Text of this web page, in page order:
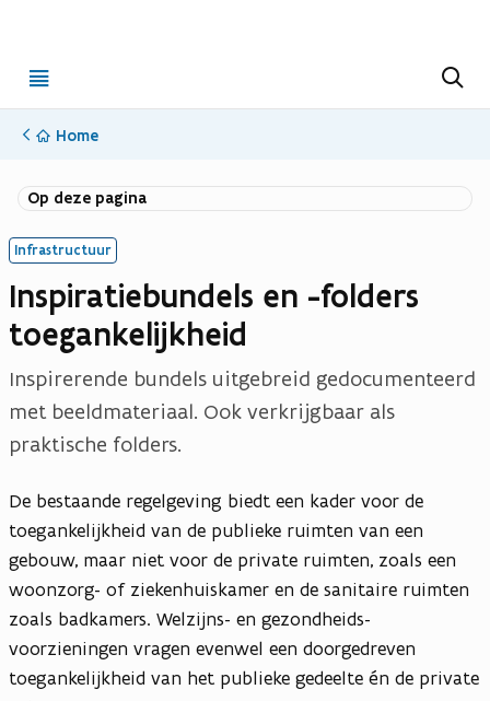
menu
Home
Op deze pagina
Infrastructuur
Inspiratiebundels en -folders
toegankelijkheid
Inspirerende bundels uitgebreid gedocumenteerd
met beeldmateriaal. Ook verkrijgbaar als
praktische folders.
De bestaande regelgeving biedt een kader voor de
toegankelijkheid van de publieke ruimten van een
gebouw, maar niet voor de private ruimten, zoals een
woonzorg- of ziekenhuiskamer en de sanitaire ruimten
zoals badkamers. Welzijns- en gezondheids-
voorzieningen vragen evenwel een doorgedreven
toegankelijkheid van het publieke gedeelte én de private